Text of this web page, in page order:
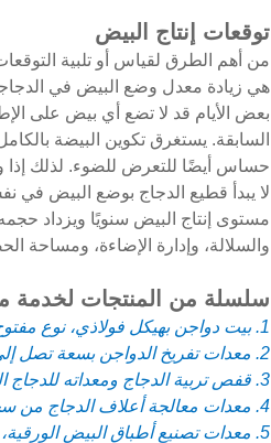
توقعات إنتاج البيض
من أهم الطرق لقياس أو تلبية
هي زيادة معدل وضع البيض في
بعض الأيام قد لا تضع أي بيض على
حساس أيضًا للتعرض للضوء. لذلك إذا
لا يبدأ قطيع الدجاج بوضع البيض في
مستوى إنتاج البيض سنويًا ويزداد
والسلالة، وإدارة الإضاءة، ومساحة
سلسلة من المنتجات لخدمة
1. بيت دواجن بهيكل فولاذي، نوع مفتوح للدول الحارة ونوع مغلق للدول الباردة
2. معدات تفريخ الدواجن بسعة تصل إلى 120 ألف بيضة + لتكون بيت تفقيس
3. قفص تربية الدجاج ومعداته للدجاج البياض، والدجاج بعمر يوم واحد، والحاضنة، والدجاج اللاحم، وأمهات الدجاج
4. معدات معالجة أعلاف الدجاج من سحق الأعلاف وخلطها إلى المخزون إلى تغذية الدجاج
5. معدات تصنيع أطباق البيض الورقية، إنتاج من 1000 طبق في الساعة إلى 6000 طبق في الساعة